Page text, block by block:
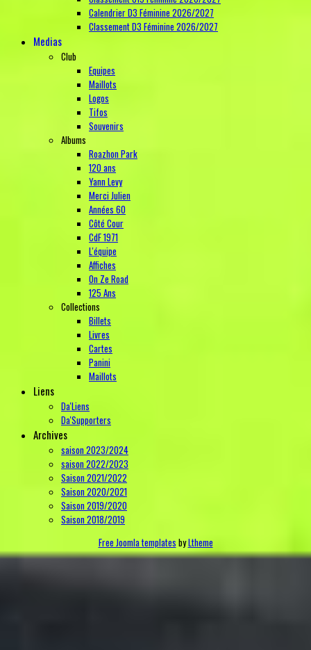
Calendrier D3 Féminine 2026/2027
Classement D3 Féminine 2026/2027
Medias
Club
Equipes
Maillots
Logos
Tifos
Souvenirs
Albums
Roazhon Park
120 ans
Yann Levy
Merci Julien
Années 60
Côté Cour
CdF 1971
L'équipe
Affiches
On Ze Road
125 Ans
Collections
Billets
Livres
Cartes
Panini
Maillots
Liens
Da'Liens
Da'Supporters
Archives
saison 2023/2024
saison 2022/2023
Saison 2021/2022
Saison 2020/2021
Saison 2019/2020
Saison 2018/2019
Free Joomla templates byLtheme